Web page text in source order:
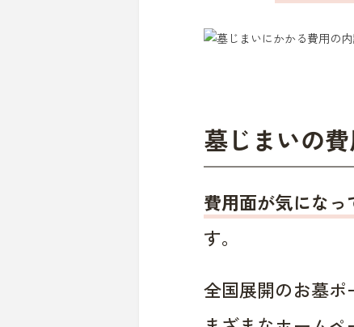
墓じまいの
費用面が気にな
す。
全国展開のお墓